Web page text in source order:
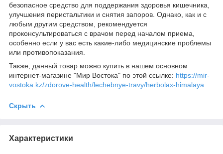
безопасное средство для поддержания здоровья кишечника,
улучшения перистальтики и снятия запоров. Однако, как и с
любым другим средством, рекомендуется
проконсультироваться с врачом перед началом приема,
особенно если у вас есть какие-либо медицинские проблемы
или противопоказания.
Также, данный товар можно купить в нашем основном
интернет-магазине "Мир Востока" по этой ссылке: https://mir-
vostoka.kz/zdorove-health/lechebnye-travy/herbolax-himalaya
Скрыть
Характеристики